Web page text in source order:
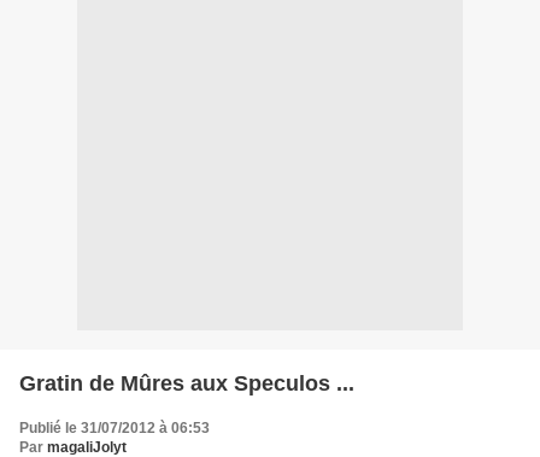
Gratin de Mûres aux Speculos ...
Publié le 31/07/2012 à 06:53
Par magaliJolyt